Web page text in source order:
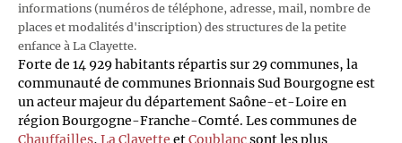
informations (numéros de téléphone, adresse, mail, nombre de
places et modalités d'inscription) des structures de la petite
enfance à La Clayette.
Forte de 14 929 habitants répartis sur 29 communes, la
communauté de communes Brionnais Sud Bourgogne est
un acteur majeur du département Saône-et-Loire en
région Bourgogne-Franche-Comté. Les communes de
Chauffailles, La Clayette etCoublancsont les plus